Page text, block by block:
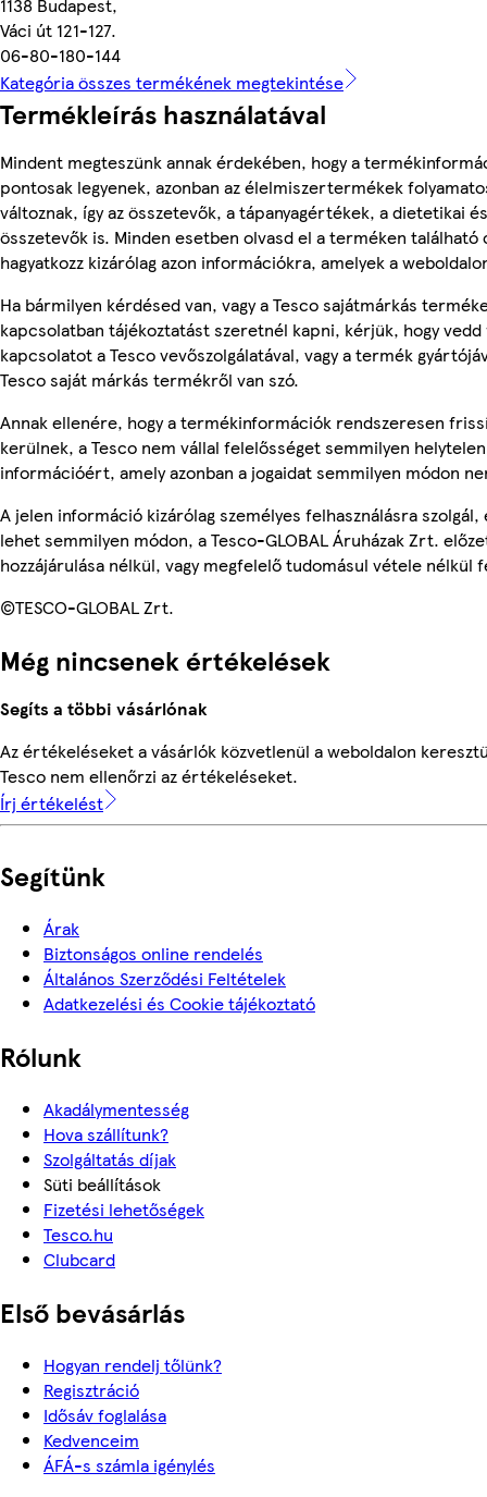
1138 Budapest,
Váci út 121-127.
06-80-180-144
Kategória összes termékének megtekintése
Termékleírás használatával
Mindent megteszünk annak érdekében, hogy a
pontosak legyenek, azonban az élelmiszertermékek
változnak, így az összetevők, a tápanyagértékek, a dietetikai
összetevők is. Minden esetben olvasd el a terméken található
hagyatkozz kizárólag azon információkra, amelyek a
Ha bármilyen kérdésed van, vagy a Tesco sajátmárkás
kapcsolatban tájékoztatást szeretnél kapni, kérjük, hogy vedd
kapcsolatot a Tesco vevőszolgálatával, vagy a termék
Tesco saját márkás termékről van szó.
Annak ellenére, hogy a termékinformációk rendszeresen
kerülnek, a Tesco nem vállal felelősséget semmilyen helytelen
információért, amely azonban a jogaidat semmilyen módon
A jelen információ kizárólag személyes felhasználásra szolgál,
lehet semmilyen módon, a Tesco-GLOBAL Áruházak Zrt.
hozzájárulása nélkül, vagy megfelelő tudomásul vétele nélkül
©TESCO-GLOBAL Zrt.
Még nincsenek értékelések
Segíts a többi vásárlónak
Az értékeléseket a vásárlók közvetlenül a weboldalon
Tesco nem ellenőrzi az értékeléseket.
Írj értékelést
Segítünk
Árak
Biztonságos online rendelés
Általános Szerződési Feltételek
Adatkezelési és Cookie tájékoztató
Rólunk
Akadálymentesség
Hova szállítunk?
Szolgáltatás díjak
Süti beállítások
Fizetési lehetőségek
Tesco.hu
Clubcard
Első bevásárlás
Hogyan rendelj tőlünk?
Regisztráció
Idősáv foglalása
Kedvenceim
ÁFÁ-s számla igénylés